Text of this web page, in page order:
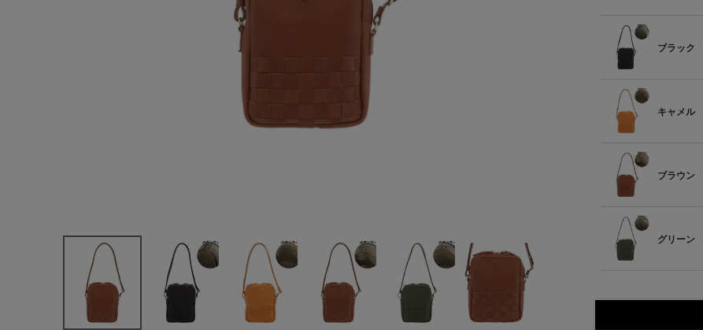
ブラック
キャメル
ブラウン
グリーン